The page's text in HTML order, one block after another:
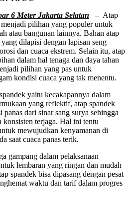
6 Meter Jakarta Selatan – Atap
pilihan yang populer untuk
atau bangunan lainnya. Bahan atap
dilapisi dengan lapisan seng
dan cuaca ekstrem. Selain itu, atap
dalam hal tenaga dan daya tahan
pilihan yang pas untuk
kondisi cuaca yang tak menentu.
yaitu kecakapannya dalam
yang reflektif, atap spandek
dari sinar sang surya sehingga
konsisten terjaga. Hal ini tentu
mewujudkan kenyamanan di
saat cuaca panas terik.
gampang dalam pelaksanaan
lembaran yang ringan dan mudah
spandek bisa dipasang dengan pesat
waktu dan tarif dalam progres